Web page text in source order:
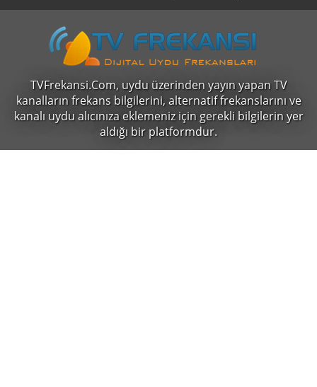
TVFrekansi.Com,uydu üzerinden yayın yapan TV
kanalların frekans bilgilerini, alternatif frekanslarını ve
kanalı uydu alıcınıza eklemeniz için gerekli bilgilerin yer
aldığı bir platformdur.